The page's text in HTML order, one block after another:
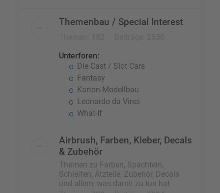
Themenbau / Special Interest
Unterforen:
Die Cast / Slot Cars
Fantasy
Karton-Modellbau
Leonardo da Vinci
What-If
Airbrush, Farben, Kleber, Decals
& Zubehör
Themen zu Farben, Spachteln,
Schleifen, Ätzteile, Zubehör, Decals
und allem, was damit zu tun hat